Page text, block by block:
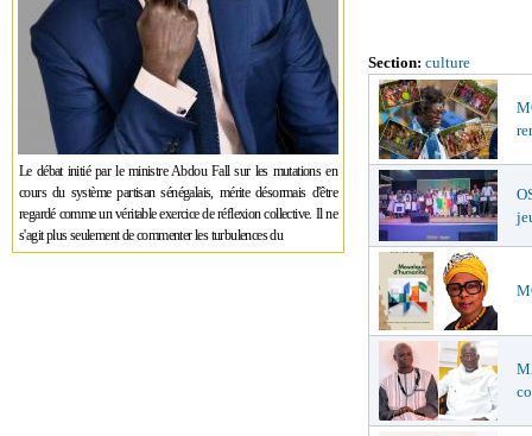
Le débat initié par le ministre Abdou Fall sur les mutations en
cours du système partisan sénégalais, mérite désormais d'être
regardé comme un véritable exercice de réflexion collective. Il ne
s'agit plus seulement de commenter les turbulences du
Section: culture